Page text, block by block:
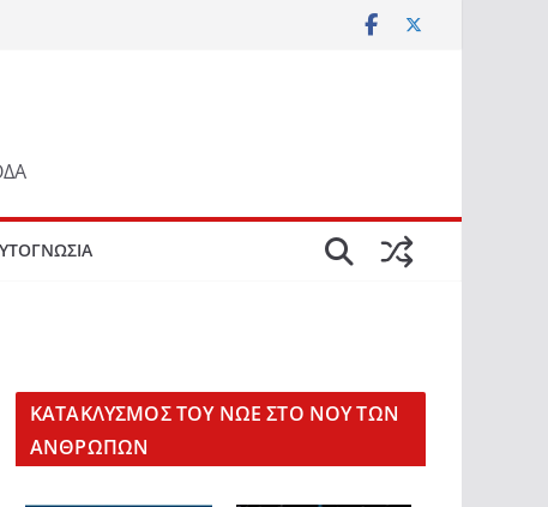
KΑΤΑΚΛΥΣΜΟΣ ΤΟΥ ΝΩΕ ΣΤΟ ΝΟΥ ΤΩΝ
ΑΝΘΡΩΠΩΝ